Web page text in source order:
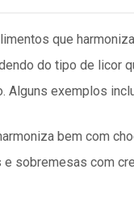
que
do tipo de licor
Alguns exemplos
bem com
sobremesas com